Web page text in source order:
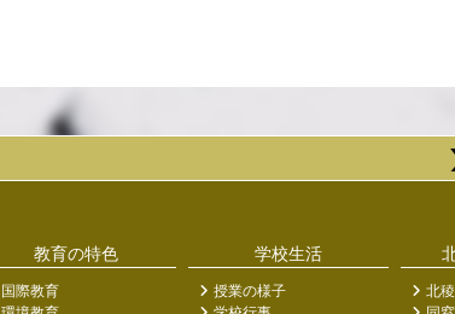
教育の特色
国際教育
学校生活
授業の様子
北